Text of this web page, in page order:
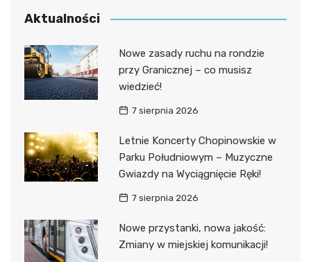
Aktualności
Nowe zasady ruchu na rondzie
przy Granicznej – co musisz
wiedzieć!
7 sierpnia 2026
Letnie Koncerty Chopinowskie w
Parku Południowym – Muzyczne
Gwiazdy na Wyciągnięcie Ręki!
7 sierpnia 2026
Nowe przystanki, nowa jakość:
Zmiany w miejskiej komunikacji!